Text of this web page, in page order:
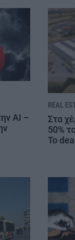
AI –
REAL
Στα
50%
Το